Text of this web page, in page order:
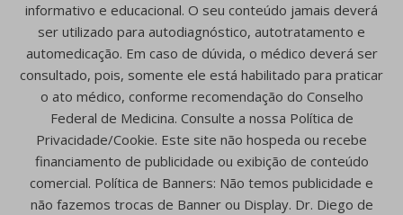
informativo e educacional. O seu conteúdo jamais deverá
ser utilizado para autodiagnóstico, autotratamento e
automedicação. Em caso de dúvida, o médico deverá ser
consultado, pois, somente ele está habilitado para praticar
o ato médico, conforme recomendação do Conselho
Federal de Medicina. Consulte a nossa Política de
Privacidade/Cookie. Este site não hospeda ou recebe
financiamento de publicidade ou exibição de conteúdo
comercial. Política de Banners: Não temos publicidade e
não fazemos trocas de Banner ou Display. Dr. Diego de